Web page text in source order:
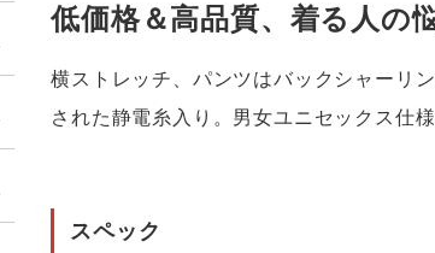
低価格＆高品質、着る人の
横ストレッチ、パンツはバックシャーリ
された静電糸入り。男女ユニセックス仕様
スペック